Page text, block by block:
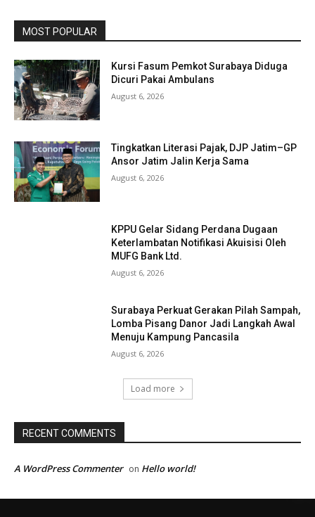
MOST POPULAR
Kursi Fasum Pemkot Surabaya Diduga
Dicuri Pakai Ambulans
August 6, 2026
Tingkatkan Literasi Pajak, DJP Jatim–GP
Ansor Jatim Jalin Kerja Sama
August 6, 2026
KPPU Gelar Sidang Perdana Dugaan
Keterlambatan Notifikasi Akuisisi Oleh
MUFG Bank Ltd.
August 6, 2026
Surabaya Perkuat Gerakan Pilah Sampah,
Lomba Pisang Danor Jadi Langkah Awal
Menuju Kampung Pancasila
August 6, 2026
Load more
RECENT COMMENTS
A WordPress Commenter on Hello world!